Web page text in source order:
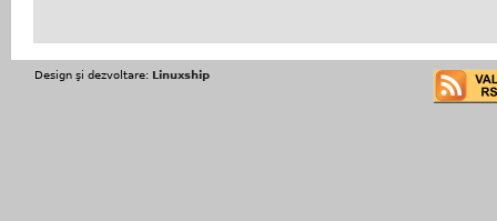
Design şi dezvoltare: Linuxship